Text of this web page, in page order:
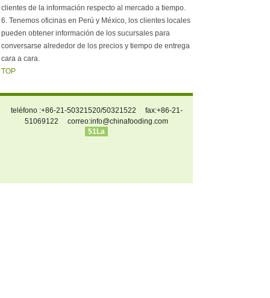
clientes de la información respecto al mercado a tiempo.
6. Tenemos oficinas en Perú y México, los clientes locales
pueden obtener información de los sucursales para
conversarse alrededor de los precios y tiempo de entrega
cara a cara.
TOP
teléfono :+86-21-50321520/50321522 fax:+86-21-
51069122 correo:info@chinafooding.com
51La